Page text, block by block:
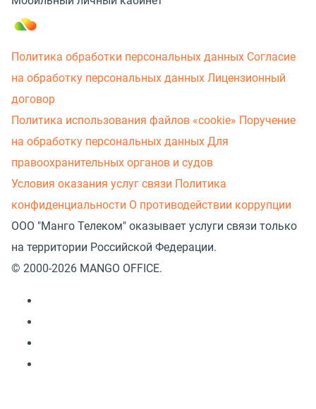
Политика обработки персональных данных Согласие
на обработку персональных данных Лицензионный
договор
Политика использования файлов «cookie» Поручение
на обработку персональных данных Для
правоохранительных органов и судов
Условия оказания услуг связи Политика
конфиденциальности О противодействии коррупции
ООО "Манго Телеком" оказывает услуги связи только
на территории Российской Федерации.
© 2000-2026 MANGO OFFICE.